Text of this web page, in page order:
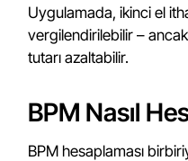
Uygulamada, ikinci el
vergilendirilebilir –
tutarı azaltabilir.
BPM Nasıl
BPM hesaplaması